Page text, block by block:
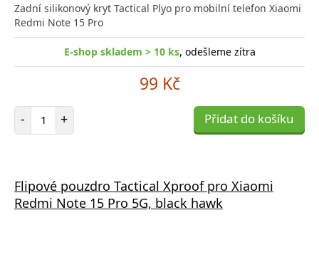
Zadní silikonový kryt Tactical Plyo pro mobilní telefon Xiaomi
Redmi Note 15 Pro
E-shop skladem > 10 ks, odešleme zítra
99 Kč
- Počet položek
+ Přidat do košíku
Flipové pouzdro Tactical Xproof pro Xiaomi
Redmi Note 15 Pro 5G, black hawk